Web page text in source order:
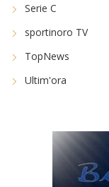
Serie C
sportinoro TV
TopNews
Ultim'ora